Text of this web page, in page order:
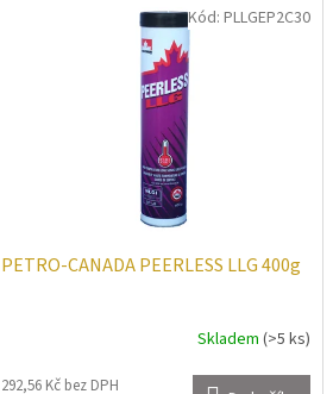
PETRO-CANADA PEERLESS LLG 400g
Skladem (>5 ks)
292,56 Kč bez DPH
Kód: PLLGEP2C30